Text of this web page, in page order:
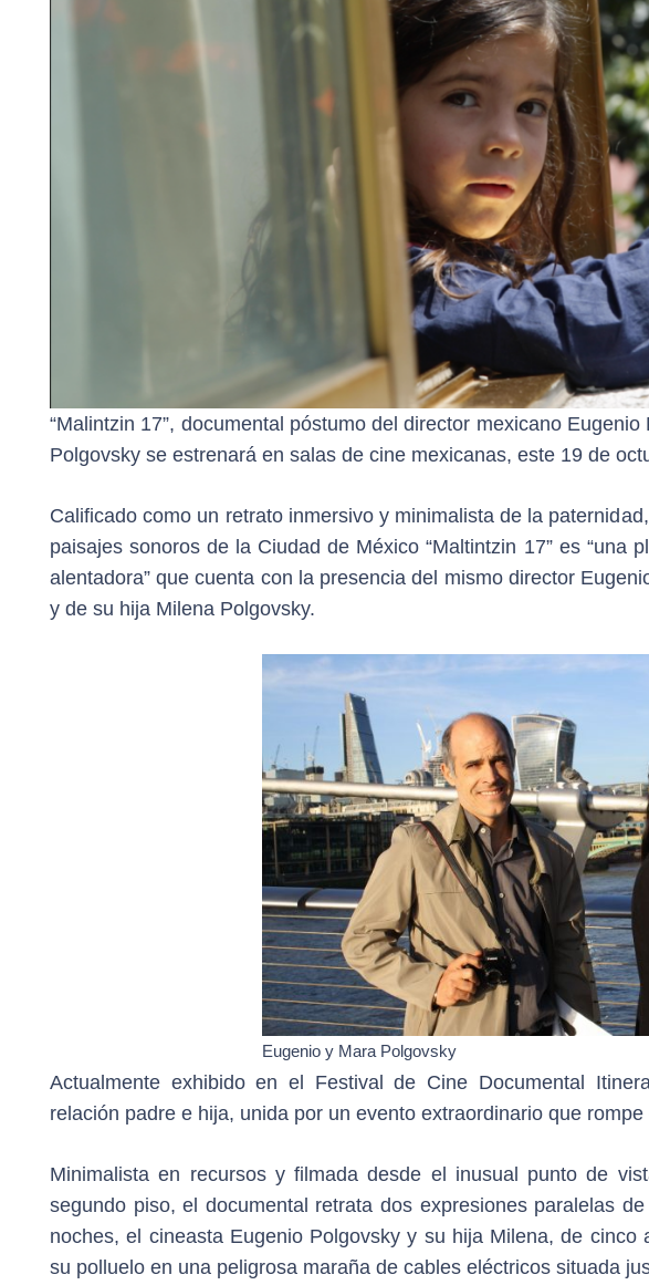
“Malintzin 17”, documental póstumo del director mexicano
Polgovsky se estrenará en salas de cine mexicanas, este 19 de
Calificado como un retrato inmersivo y minimalista de la
paisajes sonoros de la Ciudad de México “Maltintzin 17” es “una
alentadora” que cuenta con la presencia del mismo director
y de su hija Milena Polgovsky.
Eugenio y Mara Polgovsky
Actualmente exhibido en el Festival de Cine Documental
relación padre e hija, unida por un evento extraordinario que
Minimalista en recursos y filmada desde el inusual punto de
segundo piso, el documental retrata dos expresiones paralelas
noches, el cineasta Eugenio Polgovsky y su hija Milena, de
su polluelo en una peligrosa maraña de cables eléctricos situada